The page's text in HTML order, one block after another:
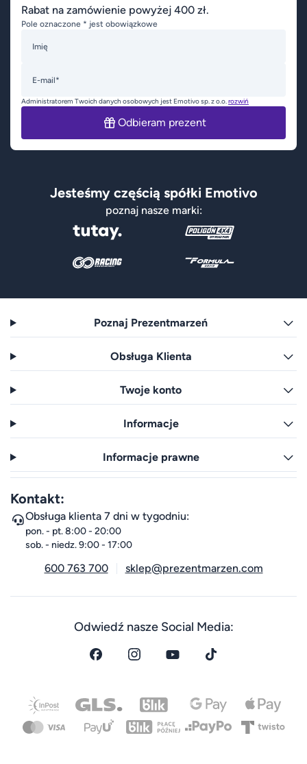
Rabat na zamówienie powyżej 400 zł.
Pole oznaczone * jest obowiązkowe
Imię
E-mail*
Administratorem Twoich danych osobowych jest Emotivo sp. z o.o.rozwiń
Odbieram prezent
Jesteśmy częścią spółki Emotivo
poznaj nasze marki:
Poznaj Prezentmarzeń
Obsługa Klienta
Twoje konto
Informacje
Informacje prawne
Kontakt:
Obsługa klienta 7 dni w tygodniu:
pon. - pt. 8:00 - 20:00
sob. - niedz. 9:00 - 17:00
600 763 700 sklep@prezentmarzen.com
Odwiedź nasze Social Media: